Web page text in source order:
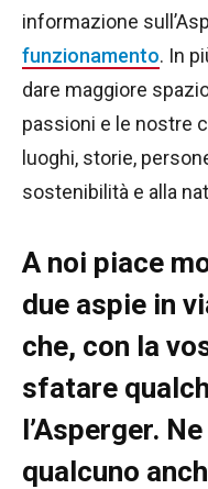
informazione
funzionamento. In
dare maggiore
passioni e le nostre
luoghi, storie,
sostenibilità e alla
A noi piace
due aspie in
che, con la
sfatare
l’Asperger.
qualcuno